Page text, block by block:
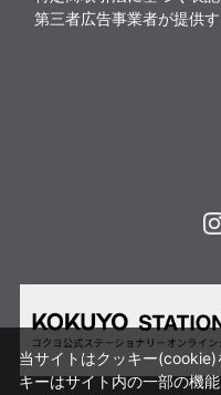
第三者広告事業者が提供
当サイトはクッキー(cookie)
キーはサイト内の一部の機